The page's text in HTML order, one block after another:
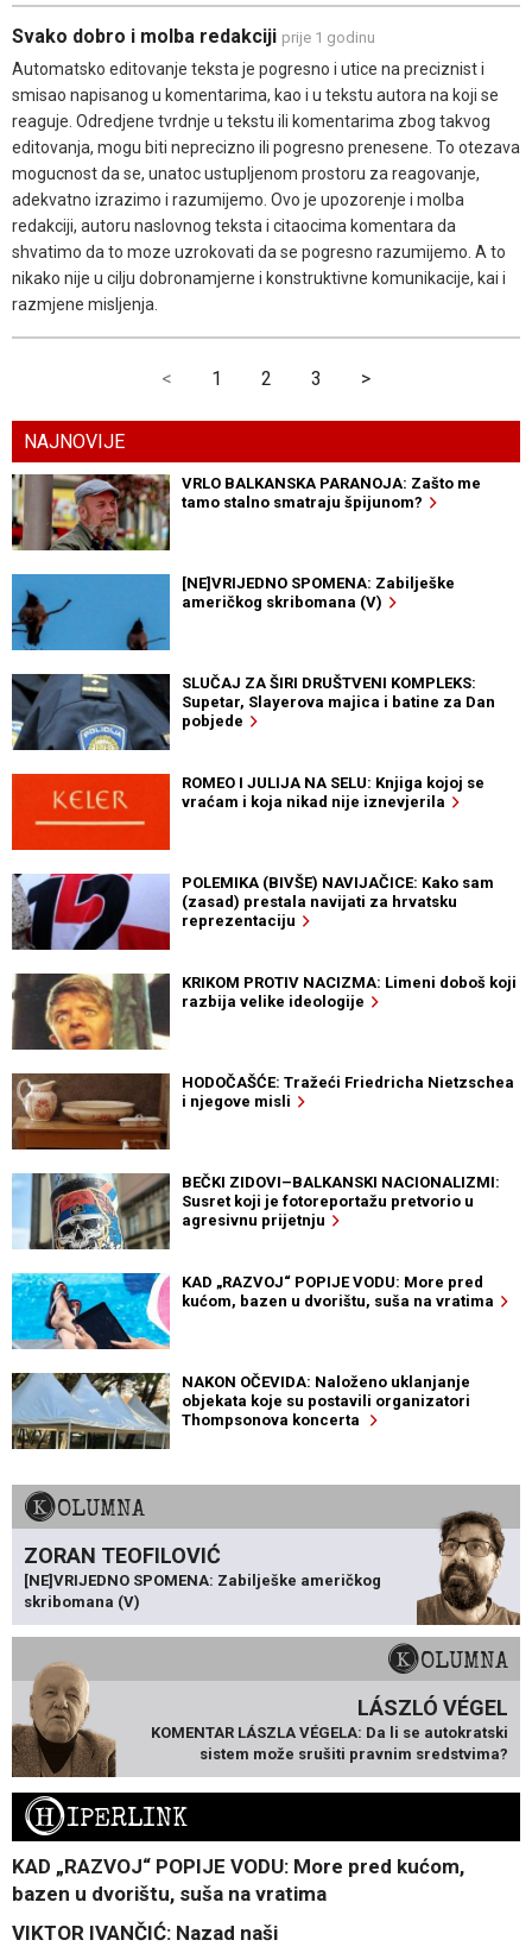
Svako dobro i molba redakciji prije 1 godinu
Automatsko editovanje teksta je pogresno i utice na preciznist i
smisao napisanog u komentarima, kao i u tekstu autora na koji se
reaguje. Odredjene tvrdnje u tekstu ili komentarima zbog takvog
editovanja, mogu biti neprecizno ili pogresno prenesene. To otezava
mogucnost da se, unatoc ustupljenom prostoru za reagovanje,
adekvatno izrazimo i razumijemo. Ovo je upozorenje i molba
redakciji, autoru naslovnog teksta i citaocima komentara da
shvatimo da to moze uzrokovati da se pogresno razumijemo. A to
nikako nije u cilju dobronamjerne i konstruktivne komunikacije, kai i
razmjene misljenja.
< 1 2 3 >
NAJNOVIJE
VRLO BALKANSKA PARANOJA: Zašto me
tamo stalno smatraju špijunom?
[NE]VRIJEDNO SPOMENA: Zabilješke
američkog skribomana (V)
SLUČAJ ZA ŠIRI DRUŠTVENI KOMPLEKS:
Supetar, Slayerova majica i batine za Dan
pobjede
ROMEO I JULIJA NA SELU: Knjiga kojoj se
vraćam i koja nikad nije iznevjerila
POLEMIKA (BIVŠE) NAVIJAČICE: Kako sam
(zasad) prestala navijati za hrvatsku
reprezentaciju
KRIKOM PROTIV NACIZMA: Limeni doboš koji
razbija velike ideologije
HODOČAŠĆE: Tražeći Friedricha Nietzschea
i njegove misli
BEČKI ZIDOVI–BALKANSKI NACIONALIZMI:
Susret koji je fotoreportažu pretvorio u
agresivnu prijetnju
KAD „RAZVOJ“ POPIJE VODU: More pred
kućom, bazen u dvorištu, suša na vratima
NAKON OČEVIDA: Naloženo uklanjanje
objekata koje su postavili organizatori
Thompsonova koncerta
KOLUMNA
ZORAN TEOFILOVIĆ
[NE]VRIJEDNO SPOMENA: Zabilješke američkog
skribomana (V)
KOLUMNA
LÁSZLÓ VÉGEL
KOMENTAR LÁSZLA VÉGELA: Da li se autokratski
sistem može srušiti pravnim sredstvima?
HIPERLINK
KAD „RAZVOJ“ POPIJE VODU: More pred kućom,
bazen u dvorištu, suša na vratima
VIKTOR IVANČIĆ: Nazad naši